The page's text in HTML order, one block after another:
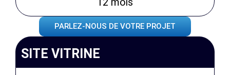
PARLEZ-NOUS DE VOTRE PROJET
SITE VITRINE